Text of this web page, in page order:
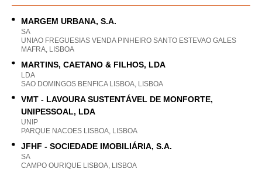
MARGEM URBANA, S.A.
SA
UNIAO FREGUESIAS VENDA PINHEIRO SANTO ESTEVAO GALES
MAFRA, LISBOA
MARTINS, CAETANO & FILHOS, LDA
LDA
SAO DOMINGOS BENFICA LISBOA, LISBOA
VMT - LAVOURA SUSTENTÁVEL DE MONFORTE,
UNIPESSOAL, LDA
UNIP
PARQUE NACOES LISBOA, LISBOA
JFHF - SOCIEDADE IMOBILIÁRIA, S.A.
SA
CAMPO OURIQUE LISBOA, LISBOA